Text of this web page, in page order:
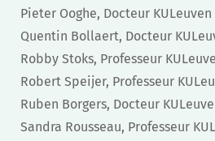
Pieter Ooghe, Docteur KULeuven
Quentin Bollaert, Docteur
Robby Stoks, Professeur
Robert Speijer, Professeur
Ruben Borgers, Docteur
Sandra Rousseau, Professeur